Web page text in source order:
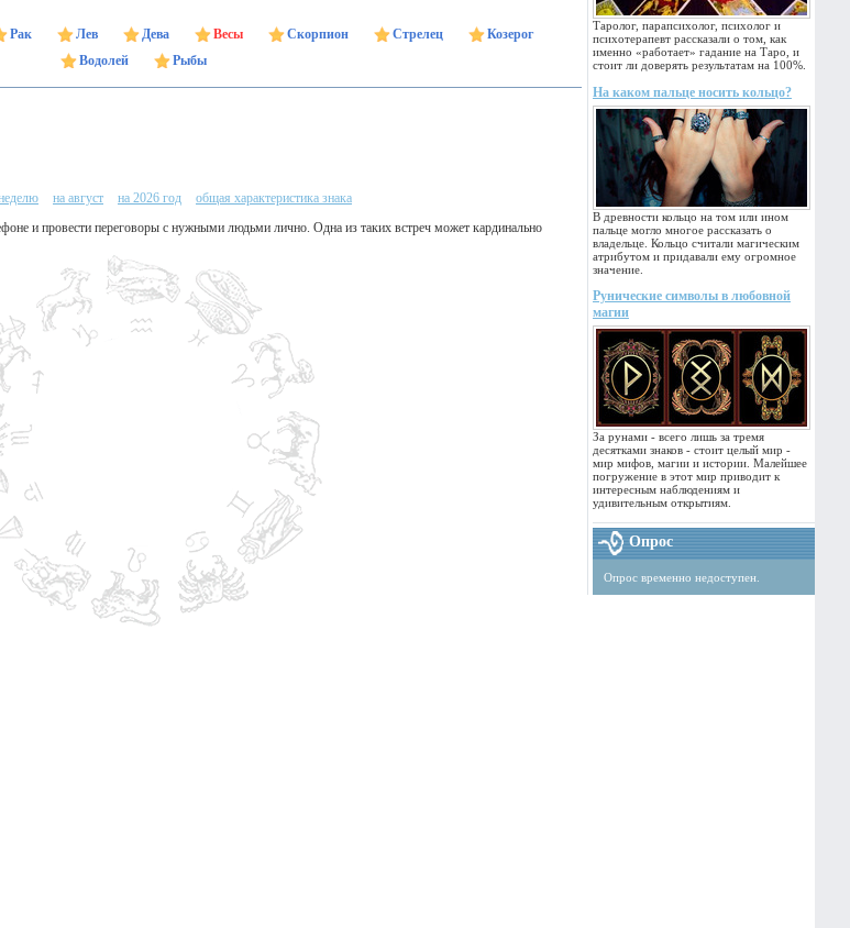
Таролог, парапсихолог, психолог и
психотерапевт рассказали о том, как
именно «работает» гадание на Таро, и
стоит ли доверять результатам на 100%.
На каком пальце носить кольцо?
В древности кольцо на том или ином
пальце могло многое рассказать о
владельце. Кольцо считали магическим
атрибутом и придавали ему огромное
значение.
Рунические символы в любовной
магии
За рунами - всего лишь за тремя
десятками знаков - стоит целый мир -
мир мифов, магии и истории. Малейшее
погружение в этот мир приводит к
интересным наблюдениям и
удивительным открытиям.
Опрос
Опрос временно недоступен.
Рак Лев Дева Весы Скорпион Стрелец
Козерог
Водолей
Рыбы
на август на 2026 год
общая характеристика знака
и провести переговоры с нужными людьми лично. Одна из таких встреч может кардинально